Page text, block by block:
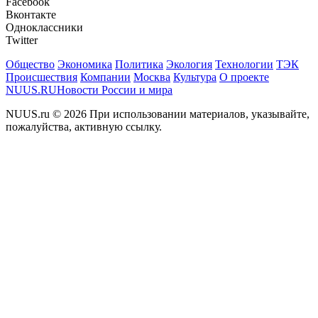
Вконтакте
Одноклассники
Twitter
Общество Экономика Политика Экология Технологии ТЭК
Происшествия Компании Москва Культура О проекте
NUUS.RUНовости России и мира
NUUS.ru © 2026 При использовании материалов, указывайте,
пожалуйства, активную ссылку.